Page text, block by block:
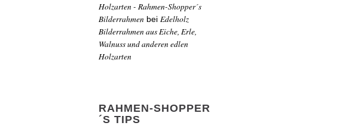
Holzarten - Rahmen-Shopper´s
Bilderrahmen beiEdelholz
Bilderrahmen aus Eiche, Erle,
Walnuss und anderen edlen
Holzarten
RAHMEN-SHOPPER
´S TIPS